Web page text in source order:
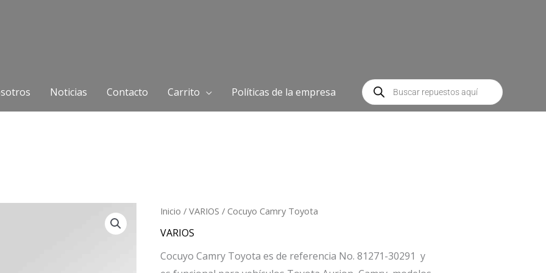
Noticias Contacto Carrito Políticas de la empresa
Búsqueda
de
productos
Inicio /VARIOS / Cocuyo Camry Toyota
VARIOS
Cocuyo Camry Toyota es de referencia No. 81271-30291 y